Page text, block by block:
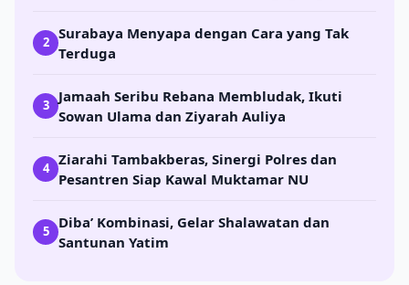
2
Surabaya Menyapa dengan Cara yang Tak
Terduga
3
Jamaah Seribu Rebana Membludak, Ikuti
Sowan Ulama dan Ziyarah Auliya
4
Ziarahi Tambakberas, Sinergi Polres dan
Pesantren Siap Kawal Muktamar NU
5
Diba’ Kombinasi, Gelar Shalawatan dan
Santunan Yatim